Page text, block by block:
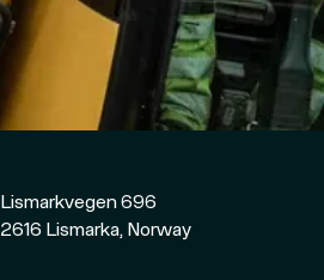
Lismarkvegen 696
2616 Lismarka, Norway